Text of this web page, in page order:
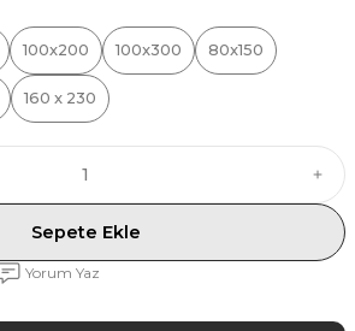
100x200 100x300 80x150
160 x 230
Sepete Ekle
Yorum Yaz